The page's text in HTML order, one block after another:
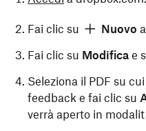
Fai clic su Nuovo
Fai clic su Modifica e
Seleziona il PDF su
feedback e fai clic su
verrà aperto in